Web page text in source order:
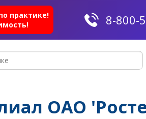
практике!
8-800-
ОАО